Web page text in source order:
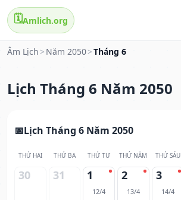
🗓️Amlich.org
Âm Lịch > Năm 2050>Tháng 6
Lịch Tháng 6 Năm 2050
Lịch Tháng 6 Năm 2050
THỨ HAI THỨ BA THỨ TƯ THỨ NĂM THỨ SÁU
30 31 1
12/4
2
13/4
3
14/4